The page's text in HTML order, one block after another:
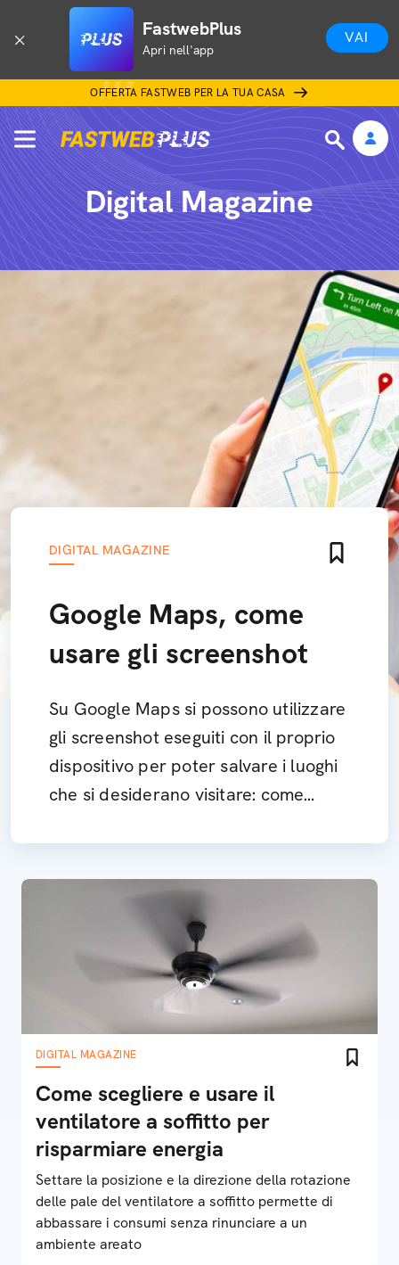
FastwebPlus
Apri nell'app
VAI
OFFERTA FASTWEB PER LA TUA CASA
Digital Magazine
DIGITAL MAGAZINE
Google Maps, come
usare gli screenshot
Su Google Maps si possono utilizzare
gli screenshot eseguiti con il proprio
dispositivo per poter salvare i luoghi
che si desiderano visitare: come
DIGITAL MAGAZINE
Come scegliere e usare il
ventilatore a soffitto per
risparmiare energia
Settare la posizione e la direzione della rotazione
delle pale del ventilatore a soffitto permette di
abbassare i consumi senza rinunciare a un
ambiente areato